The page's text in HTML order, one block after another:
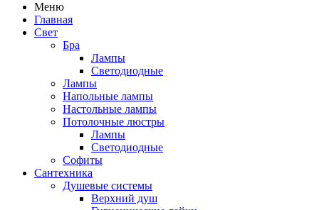
Меню
Главная
Свет
Бра
Лампы
Светодиодные
Лампы
Напольные лампы
Настольные лампы
Потолочные люстры
Лампы
Светодиодные
Софиты
Сантехника
Душевые системы
Верхний душ